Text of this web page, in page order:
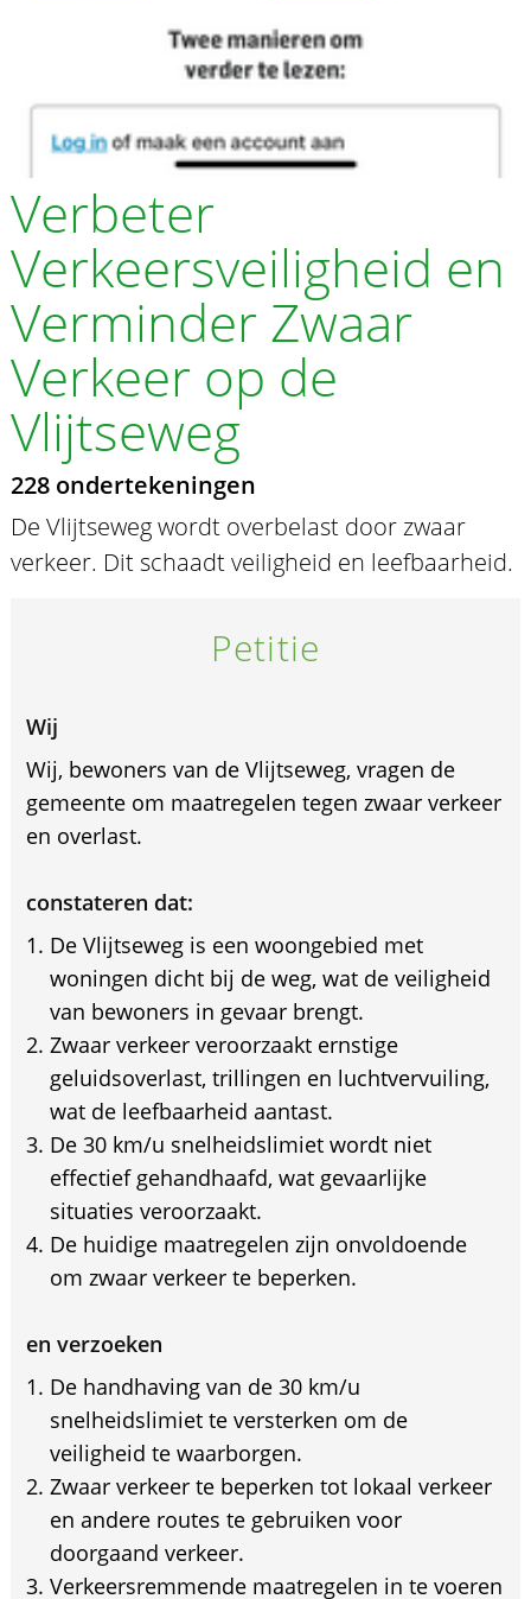
Verbeter
Verkeersveiligheid en
Verminder Zwaar
Verkeer op de
Vlijtseweg
228 ondertekeningen
De Vlijtseweg wordt overbelast door zwaar
verkeer. Dit schaadt veiligheid en leefbaarheid.
Petitie
Wij
Wij, bewoners van de Vlijtseweg, vragen de
gemeente om maatregelen tegen zwaar verkeer
en overlast.
constateren dat:
De Vlijtseweg is een woongebied met
woningen dicht bij de weg, wat de veiligheid
van bewoners in gevaar brengt.
Zwaar verkeer veroorzaakt ernstige
geluidsoverlast, trillingen en luchtvervuiling,
wat de leefbaarheid aantast.
De 30 km/u snelheidslimiet wordt niet
effectief gehandhaafd, wat gevaarlijke
situaties veroorzaakt.
De huidige maatregelen zijn onvoldoende
om zwaar verkeer te beperken.
en verzoeken
De handhaving van de 30 km/u
snelheidslimiet te versterken om de
veiligheid te waarborgen.
Zwaar verkeer te beperken tot lokaal verkeer
en andere routes te gebruiken voor
doorgaand verkeer.
Verkeersremmende maatregelen in te voeren